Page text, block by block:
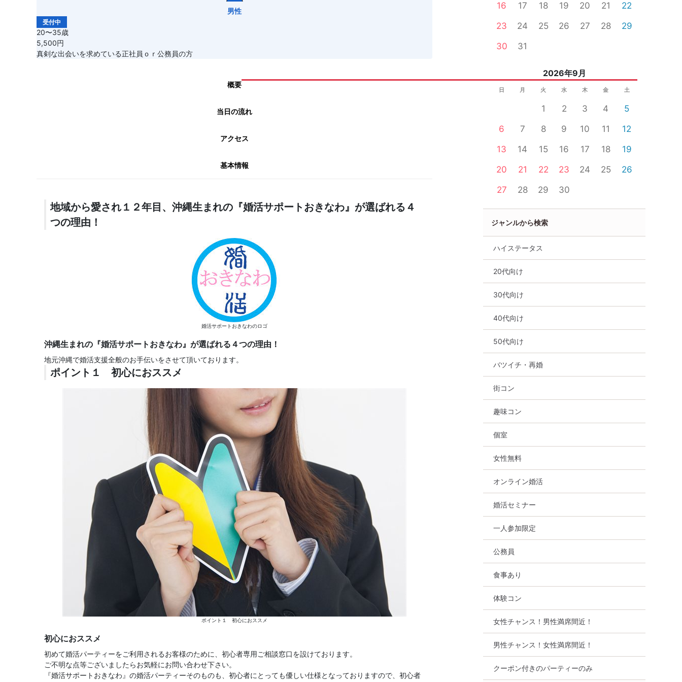
男性
受付中
20〜35歳
5,500円
真剣な出会いを求めている正社員ｏｒ公務員の方
概要
当日の流れ
アクセス
基本情報
地域から愛され１２年目、沖縄生まれの『婚活サポートおきなわ』が選ばれる４
つの理由！
婚活サポートおきなわのロゴ
沖縄生まれの『婚活サポートおきなわ』が選ばれる４つの理由！
地元沖縄で婚活支援全般のお手伝いをさせて頂いております。
ポイント１ 初心におススメ
ポイント１ 初心におススメ
初心におススメ
初めて婚活パーティーをご利用されるお客様のために、初心者専用ご相談窓口を設けております。
ご不明な点等ございましたらお気軽にお問い合わせ下さい。
『婚活サポートおきなわ』の婚活パーティーそのものも、初心者にとっても優しい仕様となっておりますので、初心者
16 17 18 19 20 21
22
23
24 25 26 27 28
29
30
31
2026年9月
日 月 火 水 木 金 土
1 2 3 4
5
6
7 8 9 10 11
12
13
14 15 16 17 18
19
20
21 22 23 24 25
26
27
28 29 30
ジャンルから検索
ハイステータス
20代向け
30代向け
40代向け
50代向け
バツイチ・再婚
街コン
趣味コン
個室
女性無料
オンライン婚活
婚活セミナー
一人参加限定
公務員
食事あり
体験コン
女性チャンス！男性満席間近！
男性チャンス！女性満席間近！
クーポン付きのパーティーのみ